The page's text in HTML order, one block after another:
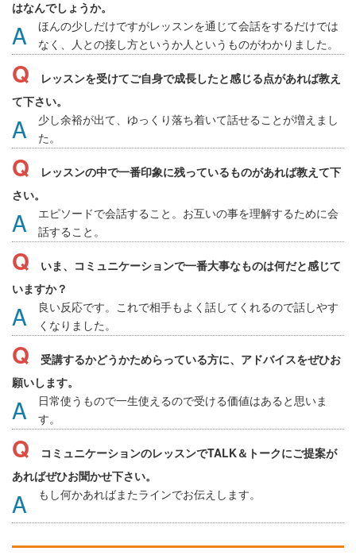
はなんでしょうか。
ほんの少しだけですがレッスンを通じて会話をするだけでは
なく、人との接し方というか人というものがわかりました。
レッスンを受けてご自身で成長したと感じる点があれば教え
て下さい。
少し余裕が出て、ゆっくり落ち着いて話せることが増えまし
た。
レッスンの中で一番印象に残っているものがあれば教えて下
さい。
エピソードで会話すること。お互いの事を理解するために会
話すること。
いま、コミュニケーションで一番大事なものは何だと感じて
いますか？
良い反応です。これで相手もよく話してくれるので話しやす
くなりました。
受講するかどうかためらっている方に、アドバイスをぜひお
願いします。
日常使うもので一生使えるので受ける価値はあると思いま
す。
コミュニケーションのレッスンでTALK＆トークにご提案が
あればぜひお聞かせ下さい。
もし何かあればまたラインでお伝えします。